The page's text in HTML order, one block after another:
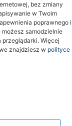
bez zmiany
w Twoim
poprawnego i
samodzielnie
Więcej
znajdziesz w polityce